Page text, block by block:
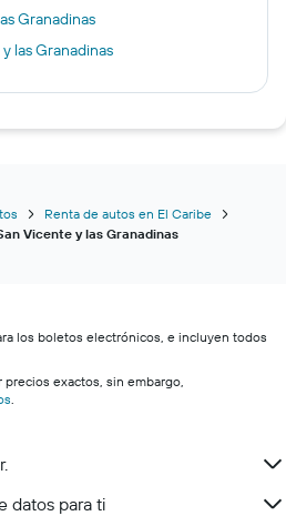
Granadinas
las Granadinas
Renta de autos en El Caribe
Vicente y las Granadinas
los boletos electrónicos, e incluyen todos
exactos, sin embargo,
datos para ti